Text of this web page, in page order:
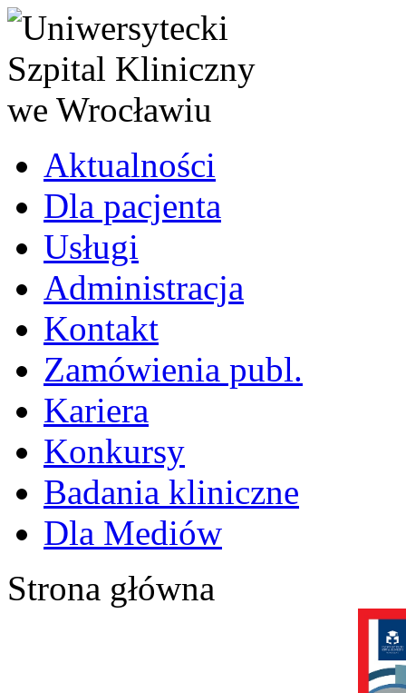
Aktualności
Dla pacjenta
Usługi
Administracja
Kontakt
Zamówienia publ.
Kariera
Konkursy
Badania kliniczne
Dla Mediów
Strona główna